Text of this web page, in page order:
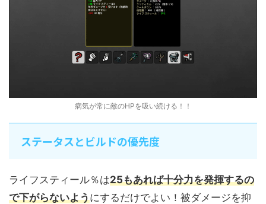
病気が常に敵のHPを吸い続ける！！
ステータスとビルドの優先度
ライフスティール％は25もあれば十分力を発揮するの
で下がらないようにするだけでよい！被ダメージを抑